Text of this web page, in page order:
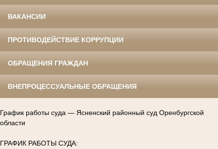
ВАКАНСИИ
ПРОТИВОДЕЙСТВИЕ КОРРУПЦИИ
ОБРАЩЕНИЯ ГРАЖДАН
ВНЕПРОЦЕССУАЛЬНЫЕ ОБРАЩЕНИЯ
График работы суда — Ясненский районный суд Оренбургской
области
ГРАФИК РАБОТЫ СУДА: